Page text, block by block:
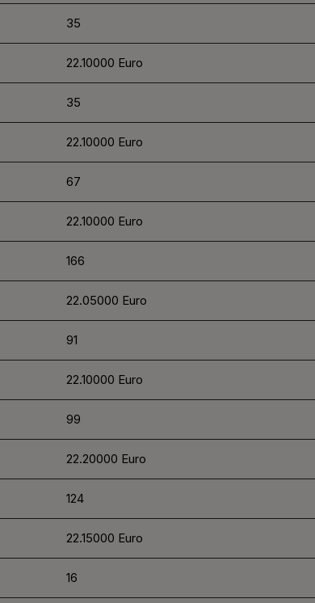
35
22.10000 Euro
35
22.10000 Euro
67
22.10000 Euro
166
22.05000 Euro
91
22.10000 Euro
99
22.20000 Euro
124
22.15000 Euro
16